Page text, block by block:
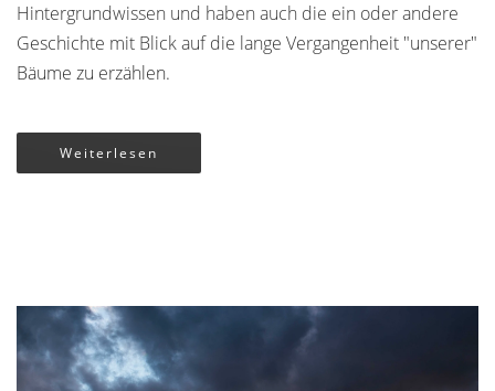
Hintergrundwissen und haben auch die ein oder andere
Geschichte mit Blick auf die lange Vergangenheit "unserer"
Bäume zu erzählen.
Weiterlesen